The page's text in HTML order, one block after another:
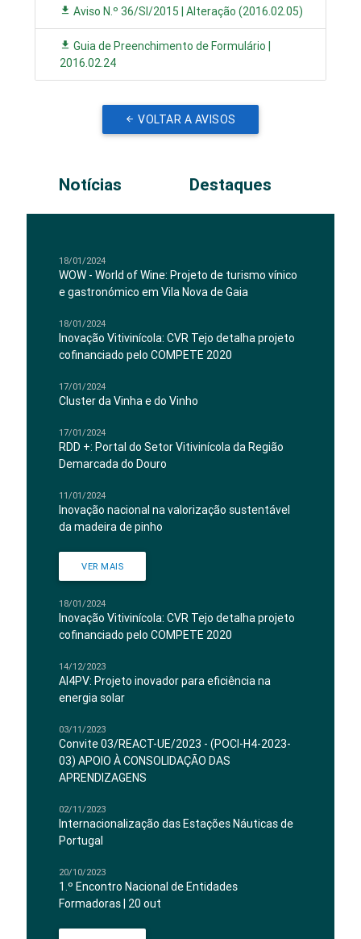
Aviso N.º 36/SI/2015 | Alteração (2016.02.05)
Guia de Preenchimento de Formulário |
2016.02.24
VOLTAR A AVISOS
Notícias Destaques
18/01/2024
WOW - World of Wine: Projeto de turismo vínico
e gastronómico em Vila Nova de Gaia
18/01/2024
Inovação Vitivinícola: CVR Tejo detalha projeto
cofinanciado pelo COMPETE 2020
17/01/2024
Cluster da Vinha e do Vinho
17/01/2024
RDD +: Portal do Setor Vitivinícola da Região
Demarcada do Douro
11/01/2024
Inovação nacional na valorização sustentável
da madeira de pinho
VER MAIS
18/01/2024
Inovação Vitivinícola: CVR Tejo detalha projeto
cofinanciado pelo COMPETE 2020
14/12/2023
AI4PV: Projeto inovador para eficiência na
energia solar
03/11/2023
Convite 03/REACT-UE/2023 - (POCI-H4-2023-
03) APOIO À CONSOLIDAÇÃO DAS
APRENDIZAGENS
02/11/2023
Internacionalização das Estações Náuticas de
Portugal
20/10/2023
1.º Encontro Nacional de Entidades
Formadoras | 20 out